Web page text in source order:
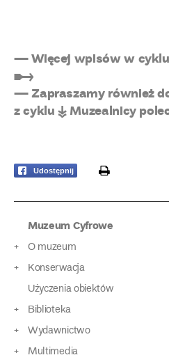
— Więcej wpisów w
➸
— Zapraszamy również
z cyklu ↡ Muzealnicy
Udostępnij print
Muzeum Cyfrowe
O muzeum
Konserwacja
Użyczenia obiektów
Biblioteka
Wydawnictwo
Multimedia